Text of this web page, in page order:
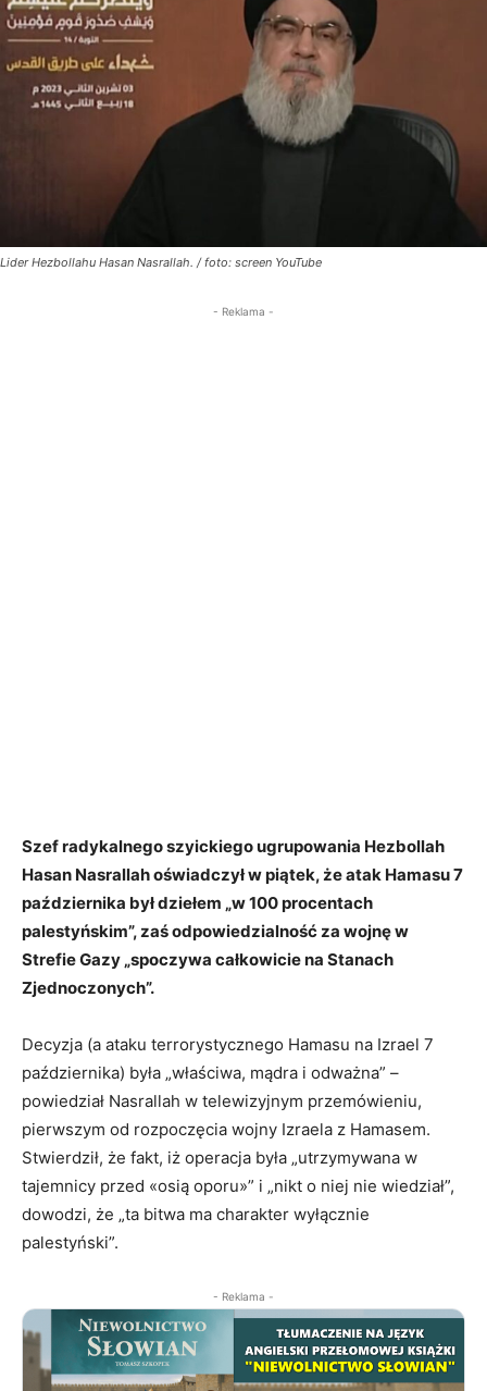
Lider Hezbollahu Hasan Nasrallah. / foto: screen YouTube
- Reklama -
Szef radykalnego szyickiego ugrupowania Hezbollah
Hasan Nasrallah oświadczył w piątek, że atak Hamasu 7
października był dziełem „w 100 procentach
palestyńskim”, zaś odpowiedzialność za wojnę w
Strefie Gazy „spoczywa całkowicie na Stanach
Zjednoczonych”.
Decyzja (a ataku terrorystycznego Hamasu na Izrael 7
października) była „właściwa, mądra i odważna” –
powiedział Nasrallah w telewizyjnym przemówieniu,
pierwszym od rozpoczęcia wojny Izraela z Hamasem.
Stwierdził, że fakt, iż operacja była „utrzymywana w
tajemnicy przed «osią oporu»” i „nikt o niej nie wiedział”,
dowodzi, że „ta bitwa ma charakter wyłącznie
palestyński”.
- Reklama -